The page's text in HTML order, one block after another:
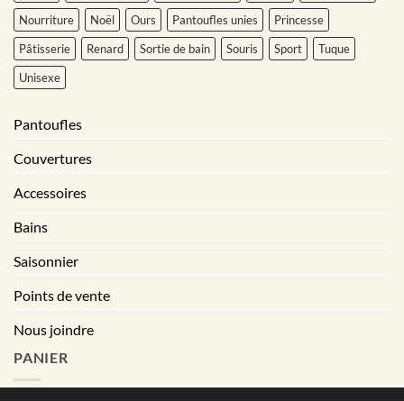
Nourriture
Noël Ours Pantoufles unies
Princesse
Pâtisserie
Renard Sortie de bain Souris Sport
Tuque
Unisexe
Pantoufles
Couvertures
Accessoires
Bains
Saisonnier
Points de vente
Nous joindre
PANIER